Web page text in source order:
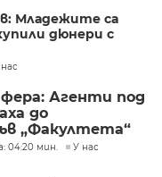
Младежите са
дюнери с
Агенти под
до
„Факултета“
04:20 мин. У нас